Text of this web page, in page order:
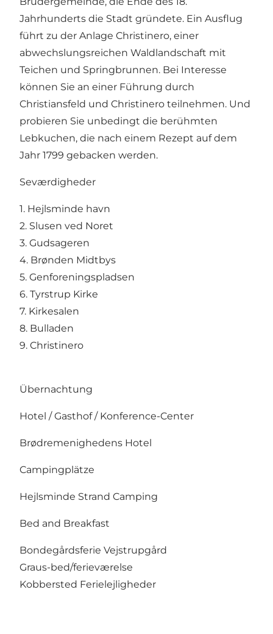
Jahrhunderts die Stadt gründete. Ein Ausflug
führt zu der Anlage Christinero, einer
abwechslungsreichen Waldlandschaft mit
Teichen und Springbrunnen. Bei Interesse
können Sie an einer Führung durch
Christiansfeld und Christinero teilnehmen. Und
probieren Sie unbedingt die berühmten
Lebkuchen, die nach einem Rezept auf dem
Jahr 1799 gebacken werden.
Seværdigheder
1. Hejlsminde havn
2. Slusen ved Noret
3. Gudsageren
4. Brønden Midtbys
5. Genforeningspladsen
6. Tyrstrup Kirke
7. Kirkesalen
8. Bulladen
9. Christinero
Übernachtung
Hotel / Gasthof / Konference-Center
Brødremenighedens Hotel
Campingplätze
Hejlsminde Strand Camping
Bed and Breakfast
Bondegårdsferie Vejstrupgård
Graus-bed/ferieværelse
Kobbersted Ferielejligheder